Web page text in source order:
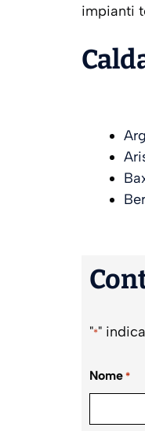
impianti
"*"
Nome *